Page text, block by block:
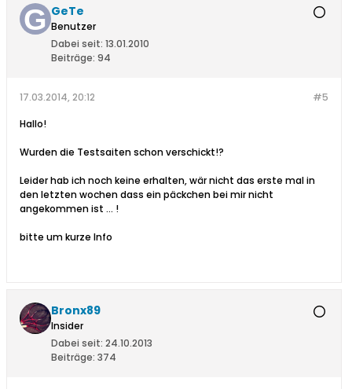
GeTe
Benutzer
Dabei seit: 13.01.2010
Beiträge: 94
#5
17.03.2014, 20:12
Hallo!
Wurden die Testsaiten schon verschickt!?
Leider hab ich noch keine erhalten, wär nicht das erste mal in
den letzten wochen dass ein päckchen bei mir nicht
angekommen ist ... !
bitte um kurze Info
Bronx89
Insider
Dabei seit: 24.10.2013
Beiträge: 374